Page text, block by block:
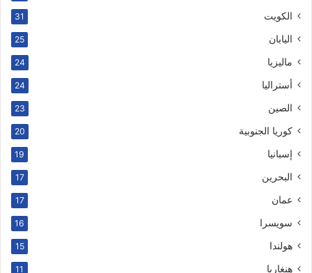
الكويت 31
اليابان 25
ماليزيا 24
أستراليا 24
الصين 23
كوريا الجنوبية 20
إسبانيا 19
البحرين 17
عمان 17
سويسرا 16
هولندا 15
هنغاريا 11